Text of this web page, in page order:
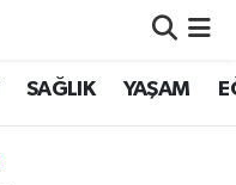
SAĞLIK YAŞAM